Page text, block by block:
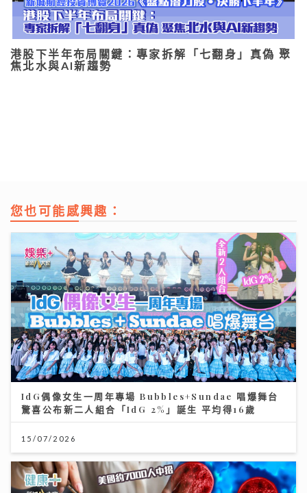
港股下半年布局關鍵：專家拆解「七翻身」真偽 聚
焦北水與AI新趨勢
您也可能感興趣：
IdG偶像女生一周年專場 Bubbles+Sundae 唱爆舞台
驚喜公布新二人組合「IdG 2%」誕生 平均得16歲
15/07/2026